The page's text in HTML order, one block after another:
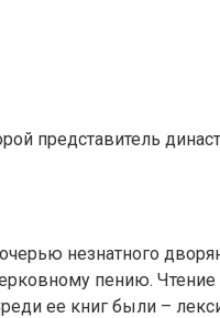
представитель
незнатного
пению.
ее книг были –